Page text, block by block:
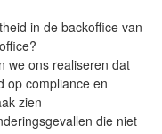
in de backoffice van
we ons realiseren dat
op compliance en
zien
die niet